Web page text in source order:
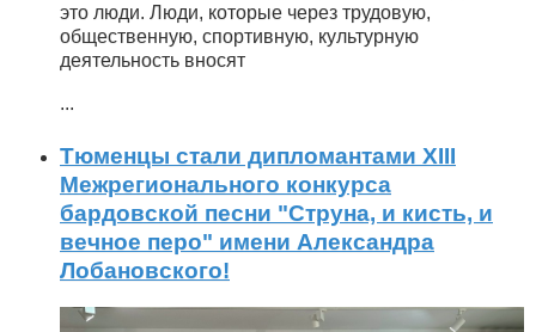
это люди. Люди, которые через трудовую,
общественную, спортивную, культурную
деятельность вносят
...
Тюменцы стали дипломантами XIII
Межрегионального конкурса
бардовской песни "Струна, и кисть, и
вечное перо" имени Александра
Лобановского!